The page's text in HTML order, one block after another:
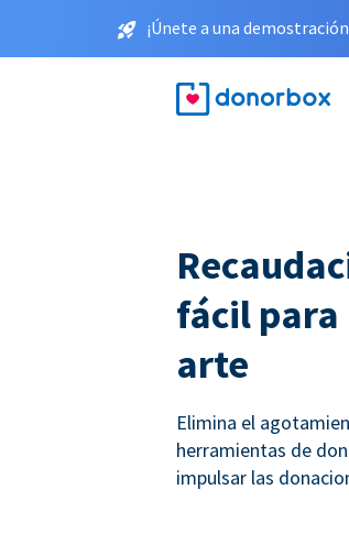
¡Únete a una
fácil para
arte
Elimina el
herramientas de
impulsar las